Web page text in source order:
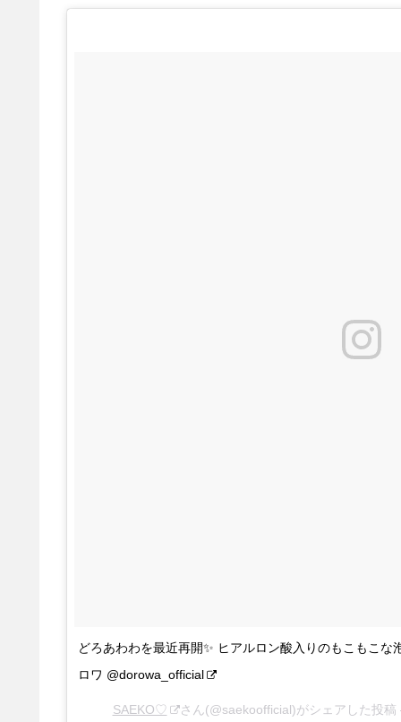
どろあわわを最近再開✨ ヒアルロン酸入りのもこもこ
ロワ @dorowa_official
SAEKO♡ さん(@saekoofficial)がシェアした投